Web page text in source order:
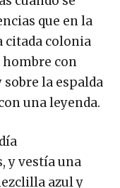
que en la
citada colonia
hombre con
sobre la espalda
una leyenda.
y vestía una
azul y